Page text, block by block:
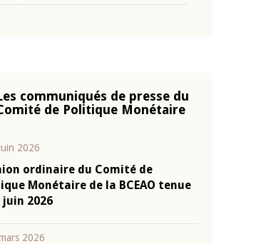
communiqués de presse du
de Politique Monétaire
2026
ordinaire du Comité de
Monétaire de la BCEAO tenue
juin 2026
2026